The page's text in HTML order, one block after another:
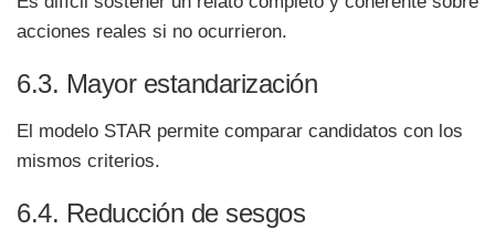
acciones reales si no ocurrieron.
6.3. Mayor estandarización
El modelo STAR permite comparar candidatos con los
mismos criterios.
6.4. Reducción de sesgos